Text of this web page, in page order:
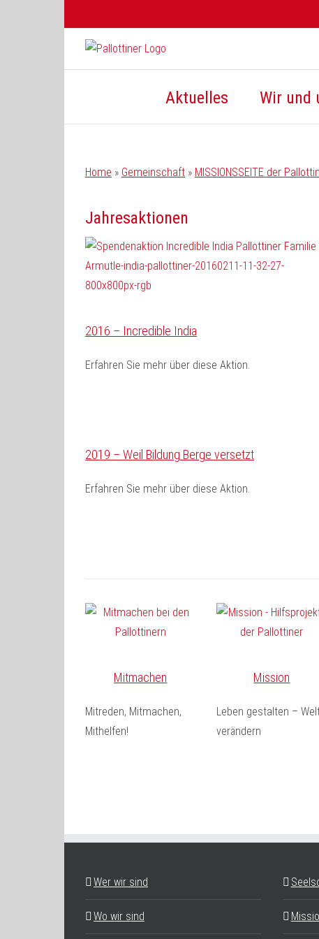
Aktuelles Wir und
Home » Gemeinschaft » MISSIONSSEITE der
Jahresaktionen
2016 – Incredible India
Erfahren Sie mehr über diese Aktion.
2019 – Weil Bildung Berge versetzt
Erfahren Sie mehr über diese Aktion.
Mitmachen
Mitreden, Mitmachen,
Mithelfen!
Mission
Leben gestalten –
verändern
Wer wir sind
Wo wir sind